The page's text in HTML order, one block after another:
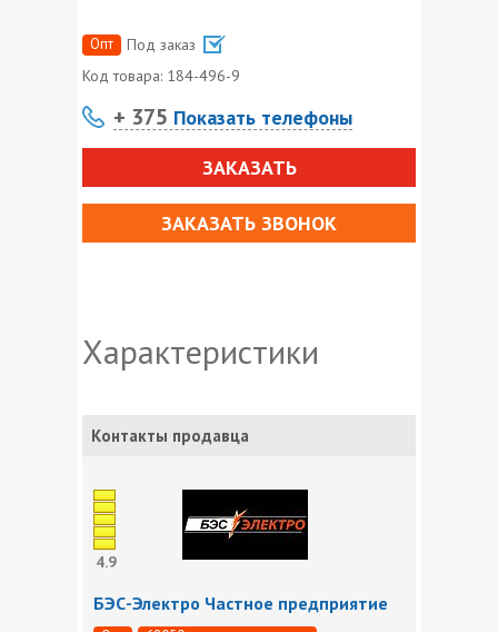
Опт
Под заказ
Код товара: 184-496-9
+ 375 Показать телефоны
ЗАКАЗАТЬ
ЗАКАЗАТЬ ЗВОНОК
Характеристики
Контакты продавца
4.9
БЭС-Электро Частное предприятие